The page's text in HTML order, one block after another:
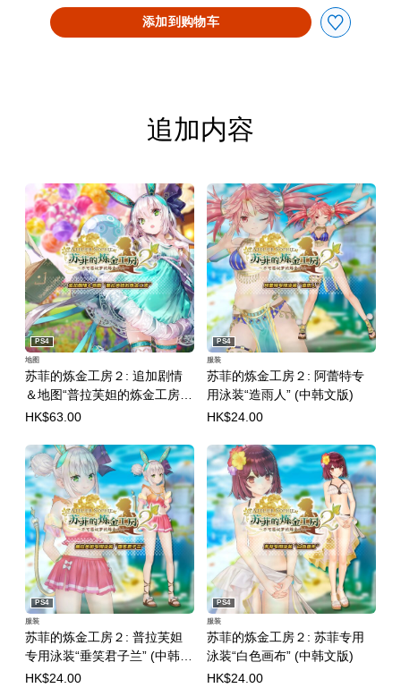
添加到购物车
追加内容
苏菲的炼金工房２: 追加剧情
＆地图“普拉芙妲的炼金工房”
(中韩文版)
PS4
地图
HK$63.00
苏菲的炼金工房２: 阿蕾特专
用泳装“造雨人” (中韩文版)
PS4
服装
HK$24.00
苏菲的炼金工房２: 普拉芙妲
专用泳装“垂笑君子兰” (中韩文
版)
PS4
服装
HK$24.00
苏菲的炼金工房２: 苏菲专用
泳装“白色画布” (中韩文版)
PS4
服装
HK$24.00